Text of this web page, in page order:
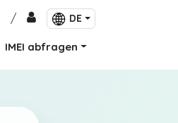
/ DE
IMEI abfragen